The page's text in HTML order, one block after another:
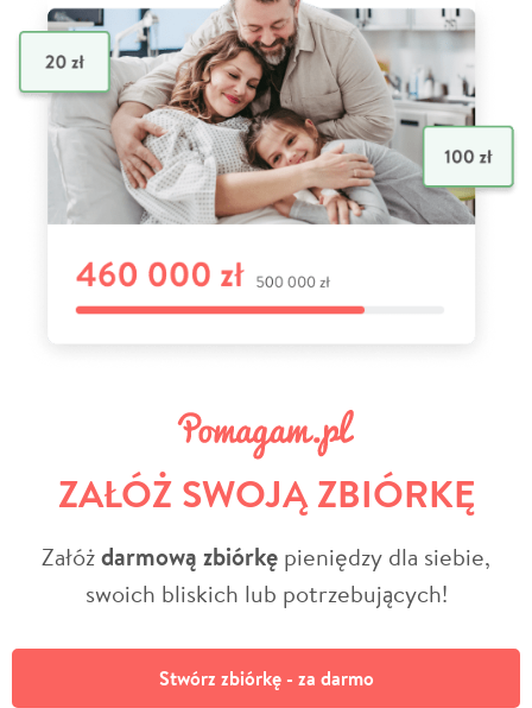
ZAŁÓŻ SWOJĄ ZBIÓRKĘ
Załóżdarmową zbiórkę pieniędzy dla siebie,
swoich bliskich lub potrzebujących!
Stwórz zbiórkę - za darmo